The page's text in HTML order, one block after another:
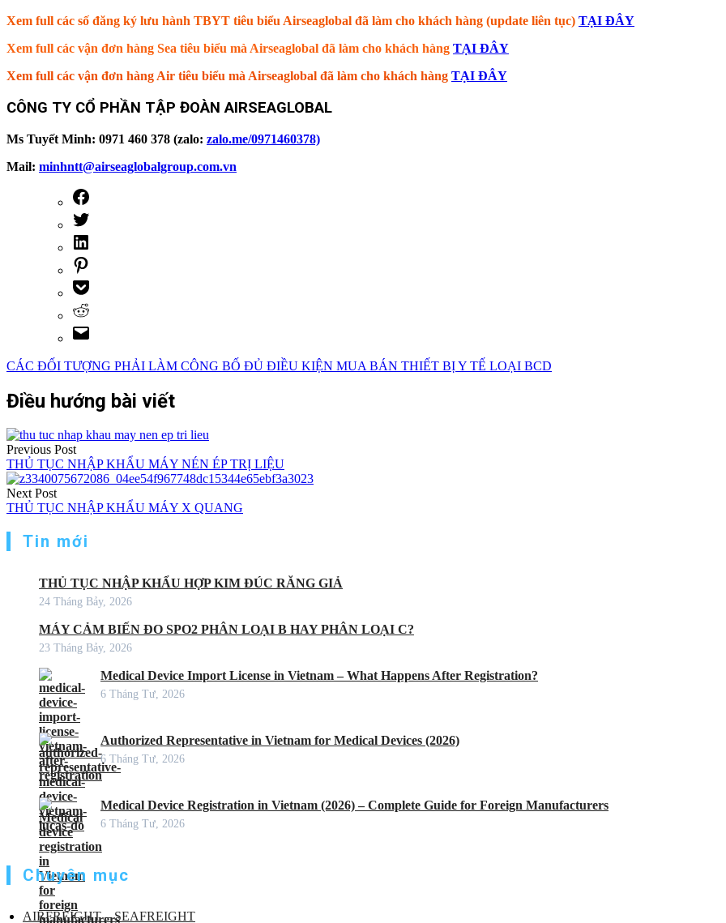
Xem full các số đăng ký lưu hành TBYT tiêu biểu Airseaglobal đã làm cho khách hàng (update liên tục) TẠI ĐÂY
Xem full các vận đơn hàng Sea tiêu biểu mà Airseaglobal đã làm cho khách hàng TẠI ĐÂY
Xem full các vận đơn hàng Air tiêu biểu mà Airseaglobal đã làm cho khách hàng TẠI ĐÂY
CÔNG TY CỔ PHẦN TẬP ĐOÀN AIRSEAGLOBAL
Ms Tuyết Minh: 0971 460 378 (zalo: zalo.me/0971460378)
Mail: minhntt@airseaglobalgroup.com.vn
CÁC ĐỐI TƯỢNG PHẢI LÀM CÔNG BỐ ĐỦ ĐIỀU KIỆN MUA BÁN THIẾT BỊ Y TẾ LOẠI BCD
Điều hướng bài viết
Previous Post
THỦ TỤC NHẬP KHẨU MÁY NÉN ÉP TRỊ LIỆU
Next Post
THỦ TỤC NHẬP KHẨU MÁY X QUANG
Tin mới
THỦ TỤC NHẬP KHẨU HỢP KIM ĐÚC RĂNG GIẢ
24 Tháng Bảy, 2026
MÁY CẢM BIẾN ĐO SPO2 PHÂN LOẠI B HAY PHÂN LOẠI C?
23 Tháng Bảy, 2026
Medical Device Import License in Vietnam – What Happens After Registration?
6 Tháng Tư, 2026
Authorized Representative in Vietnam for Medical Devices (2026)
6 Tháng Tư, 2026
Medical Device Registration in Vietnam (2026) – Complete Guide for Foreign Manufacturers
6 Tháng Tư, 2026
Chuyên mục
AIRFREIGHT – SEAFREIGHT